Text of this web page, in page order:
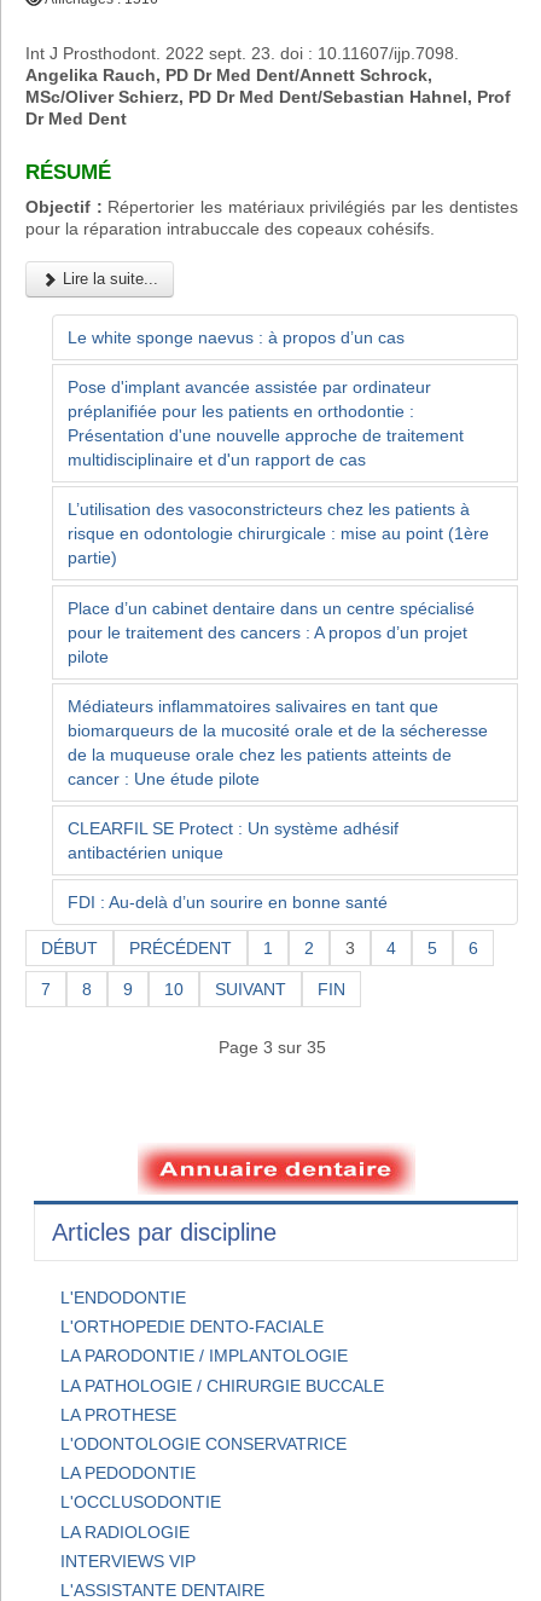
Int J Prosthodont. 2022 sept. 23. doi : 10.11607/ijp.7098.
Angelika Rauch, PD Dr Med Dent/Annett Schrock,
MSc/Oliver Schierz, PD Dr Med Dent/Sebastian Hahnel, Prof
Dr Med Dent
RÉSUMÉ
Objectif : Répertorier les matériaux privilégiés par les dentistes
pour la réparation intrabuccale des copeaux cohésifs.
Lire la suite...
Le white sponge naevus : à propos d’un cas
Pose d'implant avancée assistée par ordinateur
préplanifiée pour les patients en orthodontie :
Présentation d'une nouvelle approche de traitement
multidisciplinaire et d'un rapport de cas
L’utilisation des vasoconstricteurs chez les patients à
risque en odontologie chirurgicale : mise au point (1ère
partie)
Place d’un cabinet dentaire dans un centre spécialisé
pour le traitement des cancers : A propos d’un projet
pilote
Médiateurs inflammatoires salivaires en tant que
biomarqueurs de la mucosité orale et de la sécheresse
de la muqueuse orale chez les patients atteints de
cancer : Une étude pilote
CLEARFIL SE Protect : Un système adhésif
antibactérien unique
FDI : Au-delà d’un sourire en bonne santé
DÉBUT PRÉCÉDENT 1 2 3 4 5 6
7 8 9 10 SUIVANT FIN
Page 3 sur 35
Articles par discipline
L'ENDODONTIE
L'ORTHOPEDIE DENTO-FACIALE
LA PARODONTIE / IMPLANTOLOGIE
LA PATHOLOGIE / CHIRURGIE BUCCALE
LA PROTHESE
L'ODONTOLOGIE CONSERVATRICE
LA PEDODONTIE
L'OCCLUSODONTIE
LA RADIOLOGIE
INTERVIEWS VIP
L'ASSISTANTE DENTAIRE